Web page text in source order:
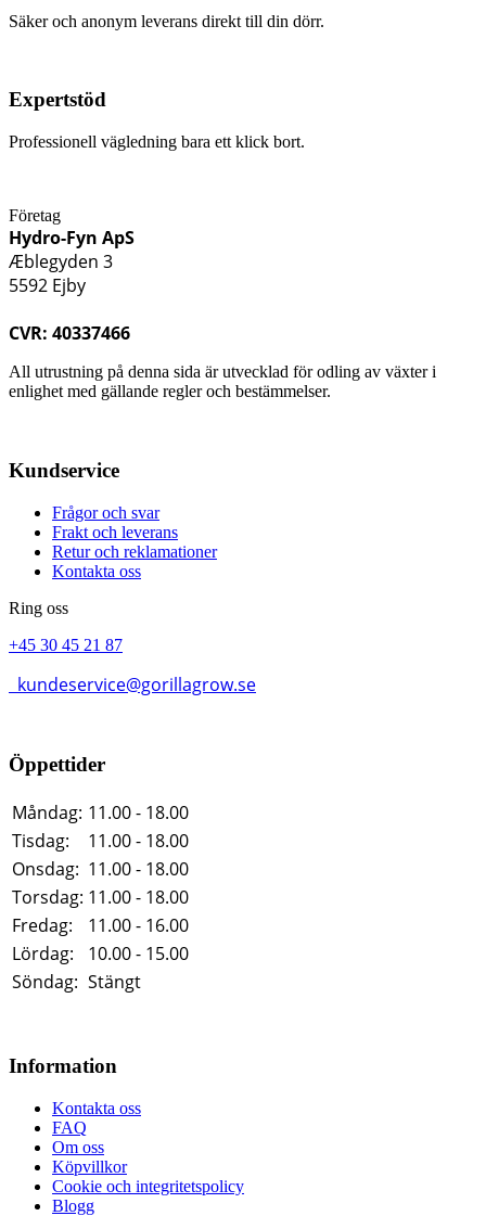
Säker och anonym leverans direkt till din dörr.
Expertstöd
Professionell vägledning bara ett klick bort.
Företag
Hydro-Fyn ApS
Æblegyden 3
5592 Ejby
CVR: 40337466
All utrustning på denna sida är utvecklad för odling av växter i
enlighet med gällande regler och bestämmelser.
Kundservice
Frågor och svar
Frakt och leverans
Retur och reklamationer
Kontakta oss
Ring oss
+45 30 45 21 87
kundeservice@gorillagrow.se
Öppettider
Måndag: 11.00 - 18.00
Tisdag:
11.00 - 18.00
Onsdag: 11.00 - 18.00
Torsdag: 11.00 - 18.00
Fredag:
11.00 - 16.00
Lördag:
10.00 - 15.00
Söndag: Stängt
Information
Kontakta oss
FAQ
Om oss
Köpvillkor
Cookie och integritetspolicy
Blogg